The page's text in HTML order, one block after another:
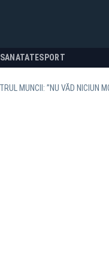
SANATATESPORT
MUNCII: ”NU VĂD NICIUN